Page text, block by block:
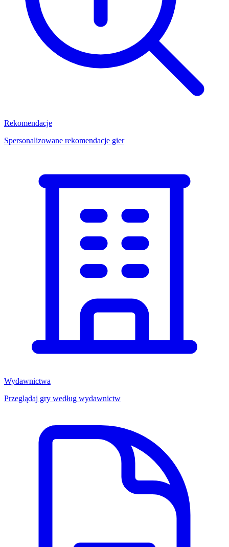
Rekomendacje
Spersonalizowane rekomendacje gier
Wydawnictwa
Przeglądaj gry według wydawnictw